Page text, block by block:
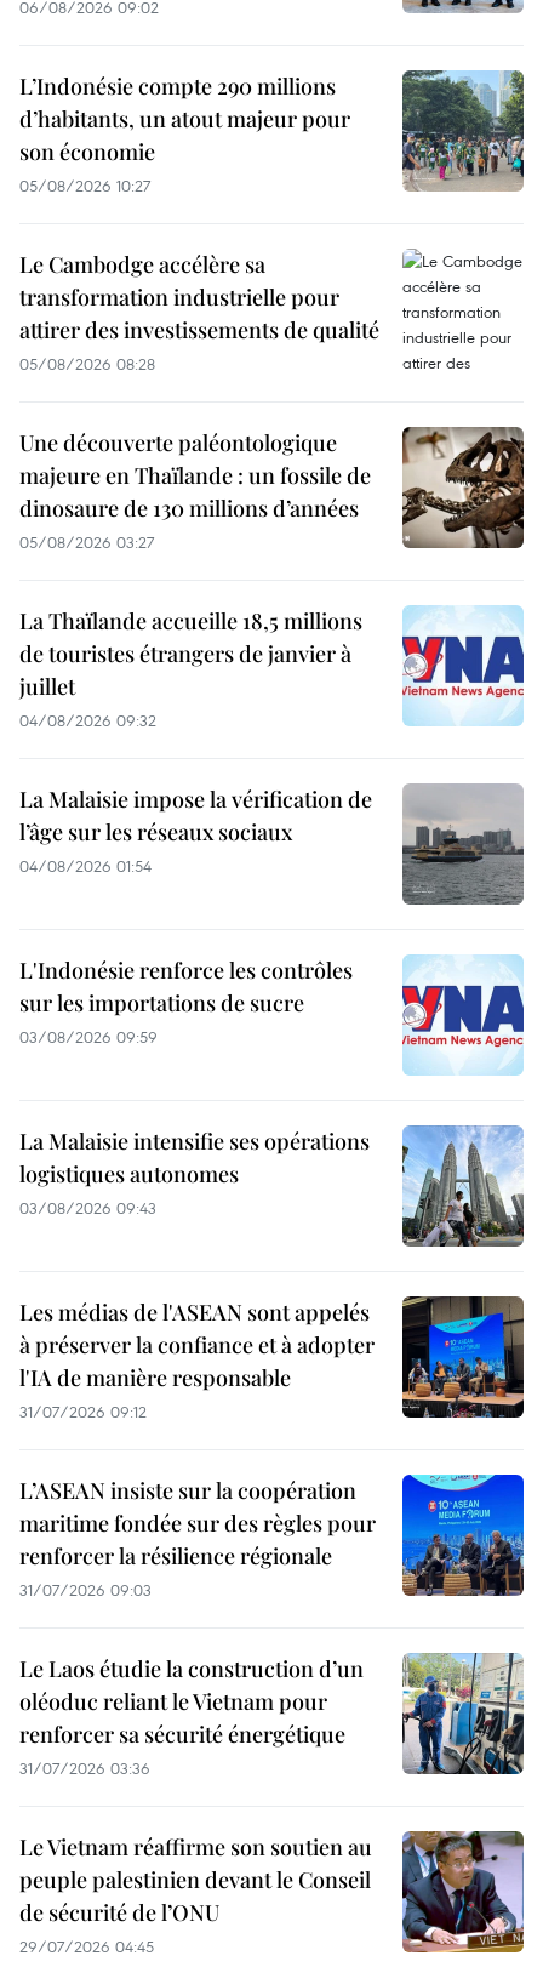
06/08/2026 09:02
L’Indonésie compte 290 millions
d’habitants, un atout majeur pour
son économie
05/08/2026 10:27
Le Cambodge accélère sa
transformation industrielle pour
attirer des investissements de qualité
05/08/2026 08:28
Une découverte paléontologique
majeure en Thaïlande : un fossile de
dinosaure de 130 millions d’années
05/08/2026 03:27
La Thaïlande accueille 18,5 millions
de touristes étrangers de janvier à
juillet
04/08/2026 09:32
La Malaisie impose la vérification de
l’âge sur les réseaux sociaux
04/08/2026 01:54
L'Indonésie renforce les contrôles
sur les importations de sucre
03/08/2026 09:59
La Malaisie intensifie ses opérations
logistiques autonomes
03/08/2026 09:43
Les médias de l'ASEAN sont appelés
à préserver la confiance et à adopter
l'IA de manière responsable
31/07/2026 09:12
L’ASEAN insiste sur la coopération
maritime fondée sur des règles pour
renforcer la résilience régionale
31/07/2026 09:03
Le Laos étudie la construction d’un
oléoduc reliant le Vietnam pour
renforcer sa sécurité énergétique
31/07/2026 03:36
Le Vietnam réaffirme son soutien au
peuple palestinien devant le Conseil
de sécurité de l’ONU
29/07/2026 04:45